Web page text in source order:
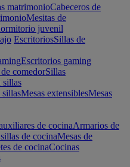
matrimonioCabeceros de
Mesitas de
juvenil
EscritoriosSillas de
Escritorios gaming
comedorSillas
sillas
sillasMesas extensiblesMesas
de cocinaArmarios de
de cocinaMesas de
de cocinaCocinas